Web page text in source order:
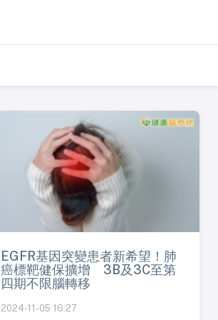
EGFR基因突變患者新希望！肺
癌標靶健保擴增 3B及3C至第
四期不限腦轉移
2024-11-05 16:27